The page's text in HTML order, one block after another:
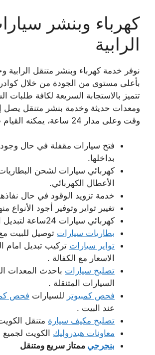
كهرباء وبنشر
الرابية
نوفر خدمة كهرباء وبنشر متنقل الرابية
بأعلى مستوى من الجودة من خلال كوادر
تتميز بالاستجابة السريعة لكافة طلبات
ومعدات حديثة وخدمة بنشر متنقل يصل
وقت وعلى مدار 24 ساعة، يمكنه القيام ب:
فتح سيارات مقفلة في حال وجود
بداخلها.
كهربائي سيارات لشحن
الأعطال الكهربائي.
خدمة تزويد الوقود في حال
تغيير تواير وتوفير أجود الأنواع
كهربائي سيارات 24ساعة لتبديل السفايف.
بطاريات سيارات توصيل للبيت
تواير سيارات تركيب تبديل امام
الاسعار مع الكفالة .
تصليح سيارات باحدث المعدات
السيارات المتنقلة .
فحص كمبيوتر للسيارات فحص
عند البيت .
تصليح مكيف سيارة متنقل
معاونات هيدروليك الكويت
بنجرجي ممتاز سريع ومتنقل